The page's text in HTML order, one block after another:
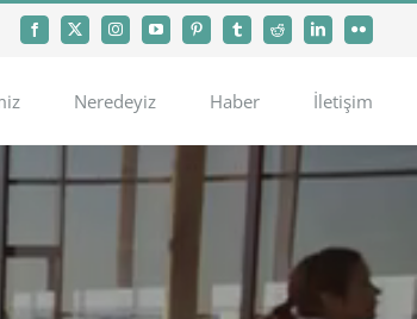
Facebook
X InstagramYouTubePinterestTumblrReddit LinkedInFlickr
Neredeyiz Haber İletişim